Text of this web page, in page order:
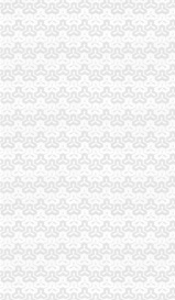
gpp卡贴设置失败服务
佛山市禅城区无懈汽车
s版iphone6拨这个
北京爱无悠信息咨询服
无限动力汽车服务中心
【无瑕滨源服务中心】
本溪市无后顾之忧服务
【2017年上海无距国际
关于市政务服务中心无
市政务服务中心无审批
大拇指热水器插上电无
营口北方无创伤信息咨
北京市海淀区八里庄街